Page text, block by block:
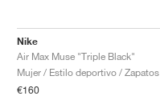
Nike
Air Max Muse "Triple Black"
Mujer / Estilo deportivo / Zapatos
€160